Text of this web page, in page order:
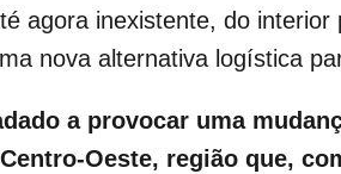
agora inexistente, do
nova alternativa logística
a provocar uma
Oeste, região que,